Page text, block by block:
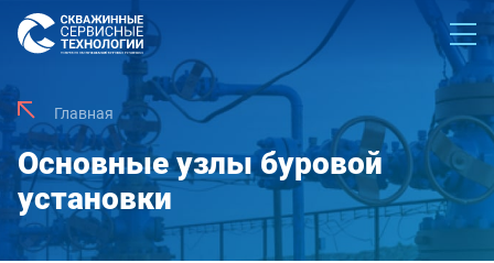
Главная
Основные узлы буровой
установки